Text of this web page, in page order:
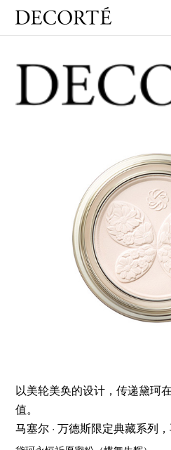
以美轮美奂的设计，传递黛珂
值。
马塞尔 · 万德斯限定典藏系列，